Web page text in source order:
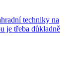
techniky na
je třeba důkladně